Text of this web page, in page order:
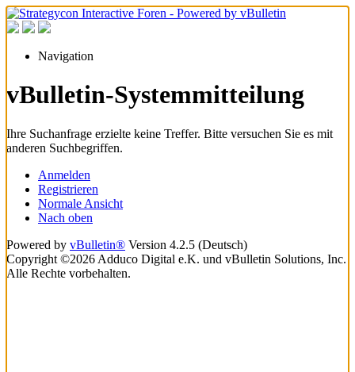
Navigation
vBulletin-Systemmitteilung
Ihre Suchanfrage erzielte keine Treffer. Bitte versuchen Sie es mit
anderen Suchbegriffen.
Anmelden
Registrieren
Normale Ansicht
Nach oben
Powered by vBulletin® Version 4.2.5 (Deutsch)
Copyright ©2026 Adduco Digital e.K. und vBulletin Solutions, Inc.
Alle Rechte vorbehalten.